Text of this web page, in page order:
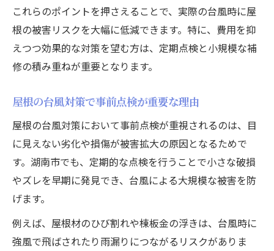
これらのポイントを押さえることで、実際の台風時に屋
根の被害リスクを大幅に低減できます。特に、費用を抑
えつつ効果的な対策を望む方は、定期点検と小規模な補
修の積み重ねが重要となります。
屋根の台風対策で事前点検が重要な理由
屋根の台風対策において事前点検が重視されるのは、目
に見えない劣化や損傷が被害拡大の原因となるためで
す。湖南市でも、定期的な点検を行うことで小さな破損
やズレを早期に発見でき、台風による大規模な被害を防
げます。
例えば、屋根材のひび割れや棟板金の浮きは、台風時に
強風で飛ばされたり雨漏りにつながるリスクがありま